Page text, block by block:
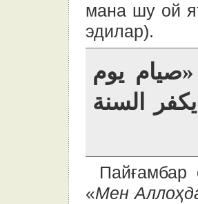
мана шу ой
эдилар).
يوم
السنة
«Мен